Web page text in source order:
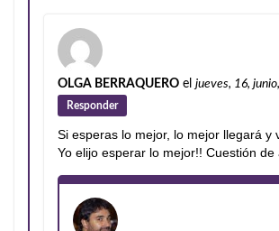
OLGA BERRAQUERO el jueves, 16,
Responder
Si esperas lo mejor, lo mejor llegará y
Yo elijo esperar lo mejor!! Cuestión de